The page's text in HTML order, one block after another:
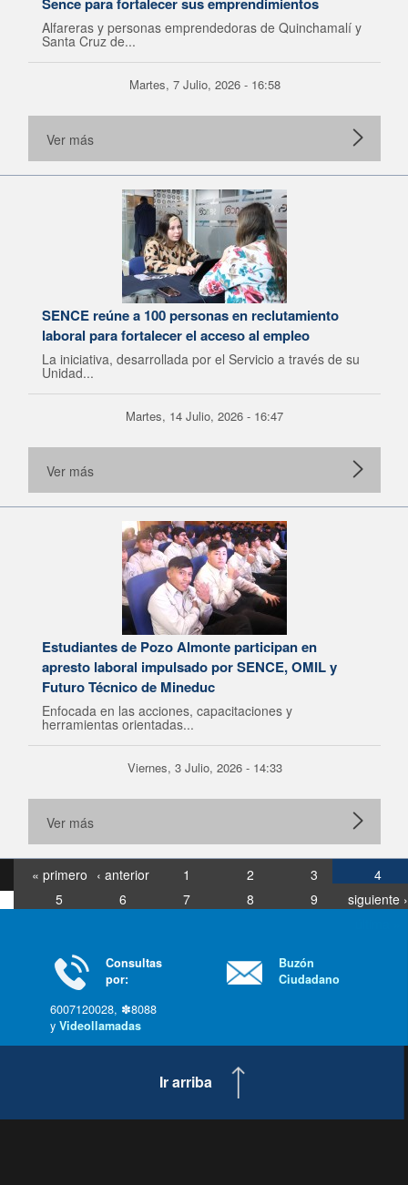
Alfareras y personas emprendedoras de Quinchamalí y
Santa Cruz de...
Martes, 7 Julio, 2026 - 16:58
Ver más
SENCE reúne a 100 personas en reclutamiento
laboral para fortalecer el acceso al empleo
La iniciativa, desarrollada por el Servicio a través de su
Unidad...
Martes, 14 Julio, 2026 - 16:47
Ver más
Estudiantes de Pozo Almonte participan en
apresto laboral impulsado por SENCE, OMIL y
Futuro Técnico de Mineduc
Enfocada en las acciones, capacitaciones y
herramientas orientadas...
Viernes, 3 Julio, 2026 - 14:33
Ver más
« primero ‹ anterior 1 2 3
4
5
6 7 8 9
siguiente ›
Consultas
por:
6007120028, ✽8088
y Videollamadas
Buzón
Ciudadano
Ir arriba